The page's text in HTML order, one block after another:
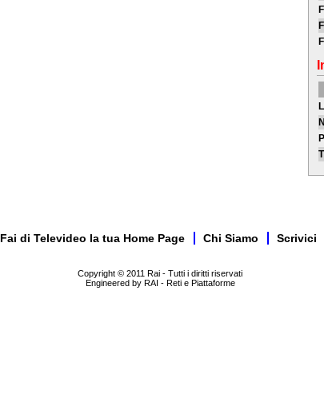
Fai di Televideo la tua Home Page Chi Siamo Scrivici
Copyright © 2011 Rai - Tutti i diritti riservati
Engineered by RAI - Reti e Piattaforme